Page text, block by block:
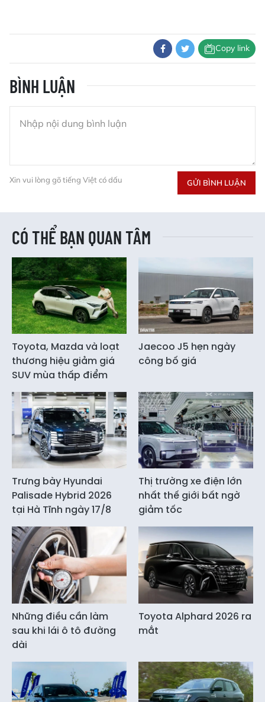
Copy link
BÌNH LUẬN
Xin vui lòng gõ tiếng Việt có dấu GỬI BÌNH LUẬN
CÓ THỂ BẠN QUAN TÂM
Toyota, Mazda và loạt
thương hiệu giảm giá
SUV mùa thấp điểm
Jaecoo J5 hẹn ngày
công bố giá
Trưng bày Hyundai
Palisade Hybrid 2026
tại Hà Tĩnh ngày 17/8
Thị trường xe điện lớn
nhất thế giới bất ngờ
giảm tốc
Những điều cần làm
sau khi lái ô tô đường
dài
Toyota Alphard 2026 ra
mắt